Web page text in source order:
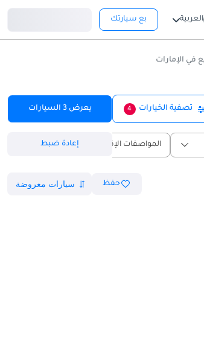
العربية بع سيارتك
تصفية الخيارات 4 يعرض3 السيارات
المواصفات الإقليمية إعادة ضبط
حفظ